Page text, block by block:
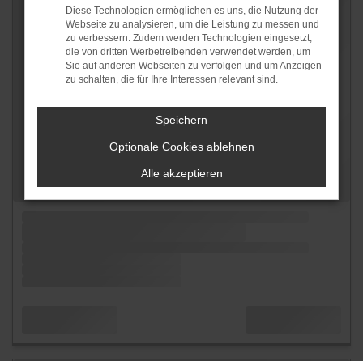
Diese Technologien ermöglichen es uns, die Nutzung der
Webseite zu analysieren, um die Leistung zu messen und
zu verbessern. Zudem werden Technologien eingesetzt,
die von dritten Werbetreibenden verwendet werden, um
Sie auf anderen Webseiten zu verfolgen und um Anzeigen
zu schalten, die für Ihre Interessen relevant sind.
Speichern
Optionale Cookies ablehnen
Alle akzeptieren